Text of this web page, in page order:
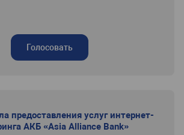
Голосовать
предоставления услуг интернет-
АКБ «Asia Alliance Bank»